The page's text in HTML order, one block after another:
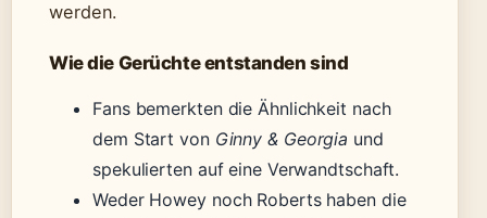
werden.
Wie die Gerüchte entstanden sind
Fans bemerkten die Ähnlichkeit nach
dem Start von Ginny & Georgia und
spekulierten auf eine Verwandtschaft.
Weder Howey noch Roberts haben die